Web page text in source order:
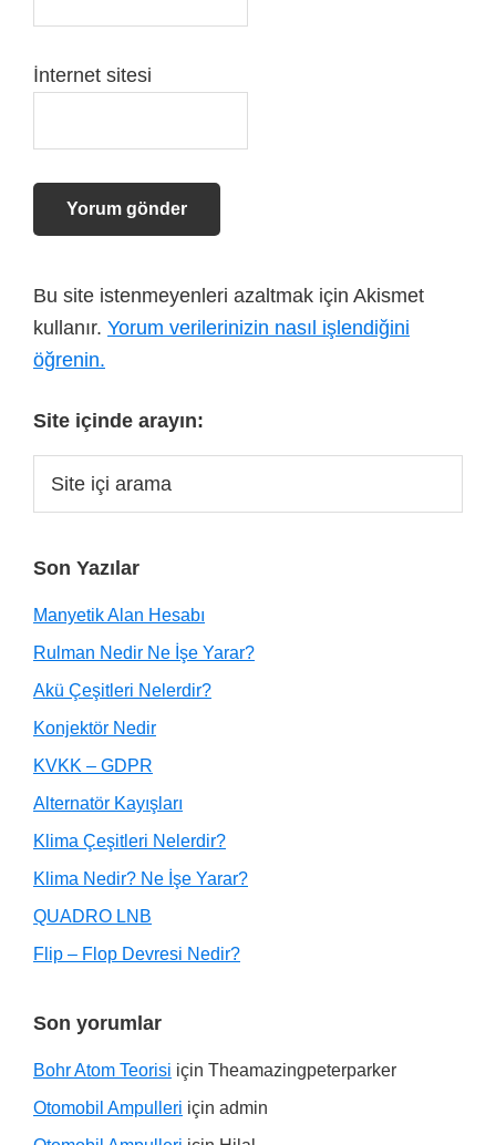
İnternet sitesi
Bu site istenmeyenleri azaltmak için Akismet
kullanır. Yorum verilerinizin nasıl işlendiğini
öğrenin.
Site içinde arayın:
Son Yazılar
Manyetik Alan Hesabı
Rulman Nedir Ne İşe Yarar?
Akü Çeşitleri Nelerdir?
Konjektör Nedir
KVKK – GDPR
Alternatör Kayışları
Klima Çeşitleri Nelerdir?
Klima Nedir? Ne İşe Yarar?
QUADRO LNB
Flip – Flop Devresi Nedir?
Son yorumlar
Bohr Atom Teorisi için Theamazingpeterparker
Otomobil Ampulleri için admin